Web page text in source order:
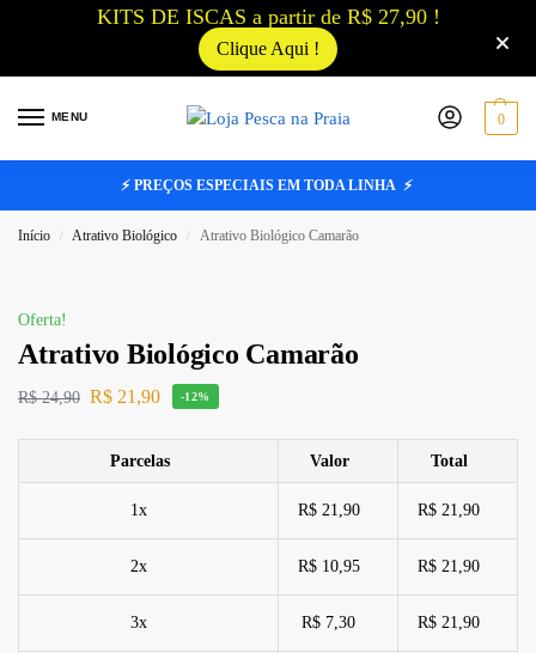
KITS DE ISCAS a partir de R$ 27,90 !
Clique Aqui !
MENU 0
⚡ PREÇOS ESPECIAIS EM TODA LINHA ⚡
Início / Atrativo Biológico / Atrativo Biológico Camarão
Oferta!
Atrativo Biológico Camarão
R$24,90 R$ 21,90 -12%
Parcelas Valor Total
1x R$ 21,90 R$ 21,90
2x R$ 10,95 R$ 21,90
3x R$ 7,30 R$ 21,90